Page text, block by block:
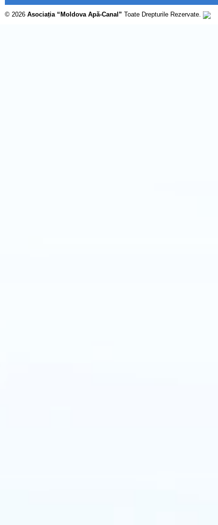
© 2026 Asociația “Moldova Apă-Canal” Toate Drepturile Rezervate.